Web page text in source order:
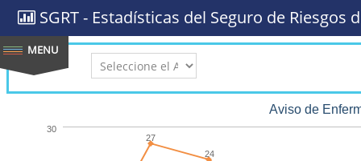
SGRT - Estadísticas del Seguro de Riesgos
Aviso de
27
24
30